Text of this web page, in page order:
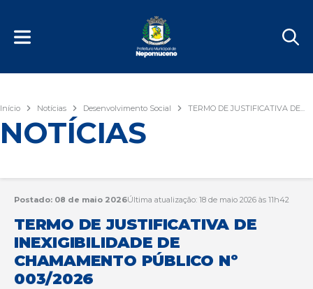
Início Notícias Desenvolvimento Social TERMO DE JUSTIFICATIVA DE...
NOTÍCIAS
Postado: 08 de maio 2026Última atualização: 18 de maio 2026 às 11h42
TERMO DE JUSTIFICATIVA DE
INEXIGIBILIDADE DE
CHAMAMENTO PÚBLICO Nº
003/2026